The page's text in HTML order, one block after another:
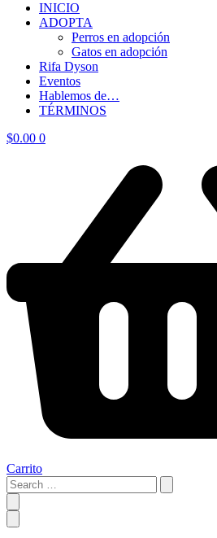
INICIO
ADOPTA
Perros en adopción
Gatos en adopción
Rifa Dyson
Eventos
Hablemos de…
TÉRMINOS
$0.00 0
Carrito
Search
…